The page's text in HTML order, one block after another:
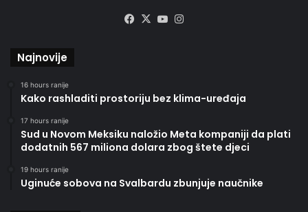
Facebook
X YouTube
Najnovije
16 hours ranije
Kako rashladiti prostoriju bez klima-uređaja
17 hours ranije
Sud u Novom Meksiku naložio Meta kompaniji da plati
dodatnih 567 miliona dolara zbog štete djeci
19 hours ranije
Uginuće sobova na Svalbardu zbunjuje naučnike